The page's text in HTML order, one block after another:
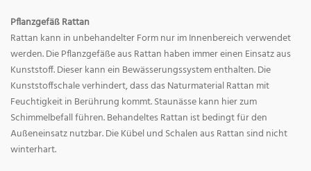
Pflanzgefäß Rattan
Rattan kann in unbehandelter Form nur im Innenbereich verwendet
werden. Die Pflanzgefäße aus Rattan haben immer einen Einsatz aus
Kunststoff. Dieser kann ein Bewässerungssystem enthalten. Die
Kunststoffschale verhindert, dass das Naturmaterial Rattan mit
Feuchtigkeit in Berührung kommt. Staunässe kann hier zum
Schimmelbefall führen. Behandeltes Rattan ist bedingt für den
Außeneinsatz nutzbar. Die Kübel und Schalen aus Rattan sind nicht
winterhart.